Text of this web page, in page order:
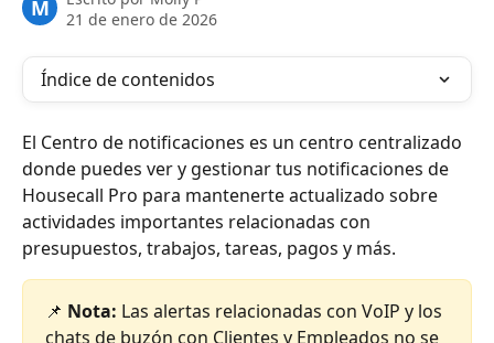
M
21 de enero de 2026
Índice de contenidos
El Centro de notificaciones es un centro centralizado
donde puedes ver y gestionar tus notificaciones de
Housecall Pro para mantenerte actualizado sobre
actividades importantes relacionadas con
presupuestos, trabajos, tareas, pagos y más.
📌 Nota: Las alertas relacionadas con VoIP y los
chats de buzón con Clientes y Empleados no se